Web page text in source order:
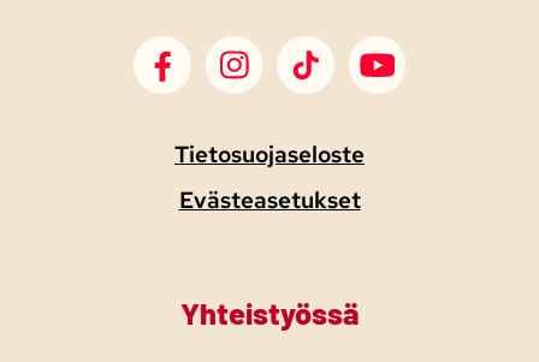
SDP Facebook
SDP Instagram
SDP TikTokSDP Youtube
Tietosuojaseloste
Evästeasetukset
Yhteistyössä